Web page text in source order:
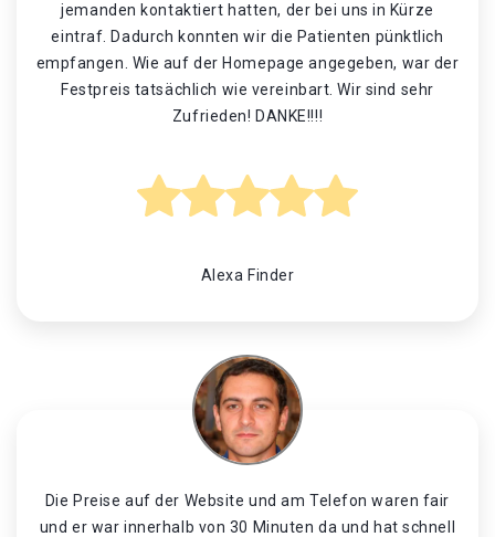
jemanden kontaktiert hatten, der bei uns in Kürze
eintraf. Dadurch konnten wir die Patienten pünktlich
empfangen. Wie auf der Homepage angegeben, war der
Festpreis tatsächlich wie vereinbart. Wir sind sehr
Zufrieden! DANKE!!!!
Alexa Finder
Die Preise auf der Website und am Telefon waren fair
und er war innerhalb von 30 Minuten da und hat schnell